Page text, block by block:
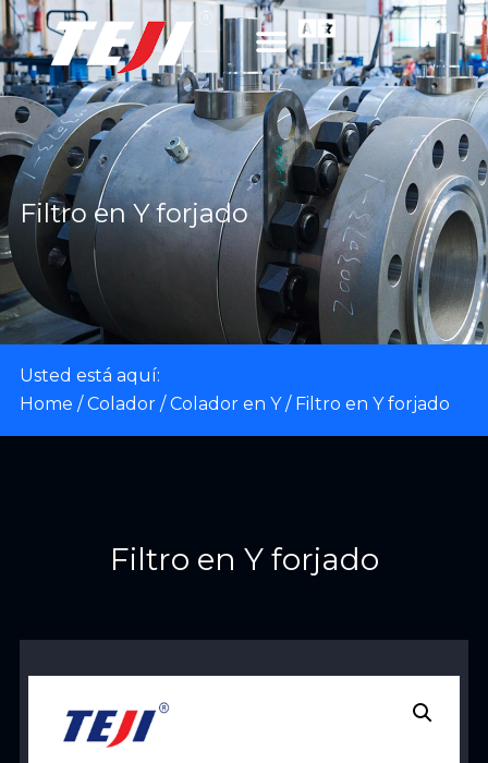
Filtro en Y forjado
Usted está aquí:
Home /Colador/Colador en Y/ Filtro en Y forjado
Filtro en Y forjado